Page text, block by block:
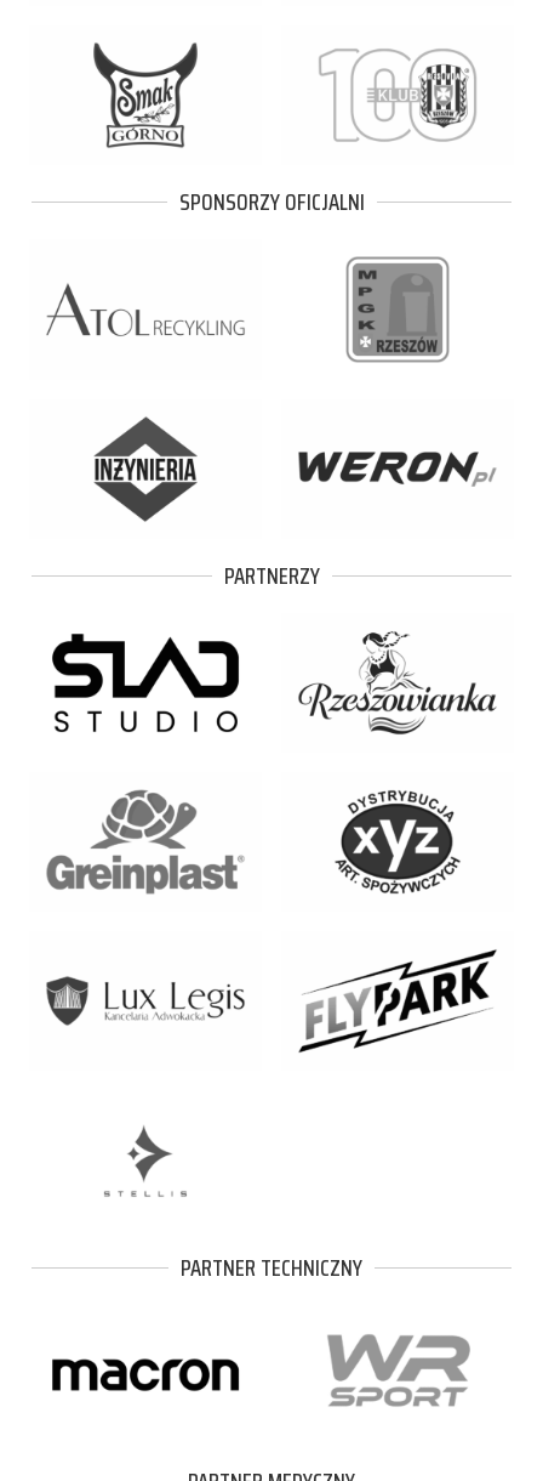
SPONSORZY OFICJALNI
PARTNERZY
PARTNER TECHNICZNY